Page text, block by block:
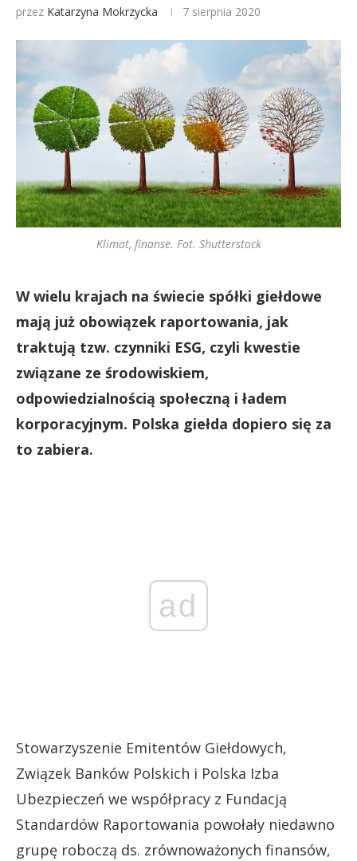
przez Katarzyna Mokrzycka 7 sierpnia 2020
Klimat, finanse. Fot. Shutterstock
W wielu krajach na świecie spółki giełdowe
mają już obowiązek raportowania, jak
traktują tzw. czynniki ESG, czyli kwestie
związane ze środowiskiem,
odpowiedzialnością społeczną i ładem
korporacyjnym. Polska giełda dopiero się za
to zabiera.
ad
Stowarzyszenie Emitentów Giełdowych,
Związek Banków Polskich i Polska Izba
Ubezpieczeń we współpracy z Fundacją
Standardów Raportowania powołały niedawno
grupę roboczą ds. zrównoważonych finansów,